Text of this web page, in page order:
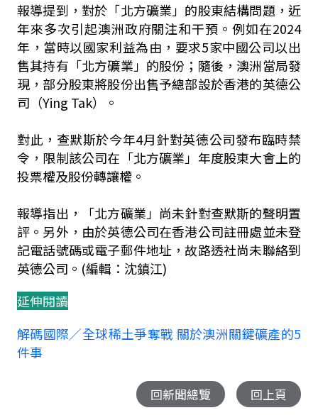
報導提到，對於「北方礦業」的股東結構問題，近
年來多次引起澳洲政府關注和干預。例如在2024
年，當時以國家利益為由，要求5家中國公司以出
售其持有「北方礦業」的股份；隨後，澳洲當局發
現，部分股東將股份出售予總部設於香港的英德公
司（Ying Tak）。
對此，查默斯於今年4月針對英德公司發布臨時禁
令，限制該公司在「北方礦業」年度股東大會上的
投票權及股份轉讓權。
報導指出，「北方礦業」尚未針對查默斯的聲明置
評。另外，由於英德公司在香港公司註冊處並未登
記電話號碼或電子郵件地址，故路透社尚未聯絡到
英德公司。(編輯：沈鎮江)
延伸閱讀
解碼國際／全球稀土爭奪戰 關於澳洲關鍵礦產的5
件事
回新聞總覽 回上頁